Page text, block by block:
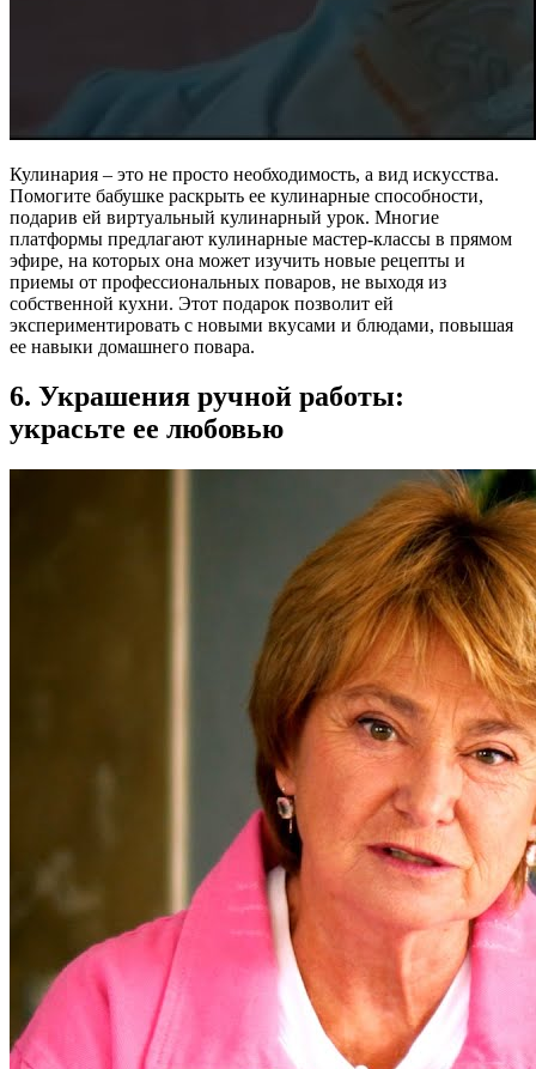
Кулинария – это не просто необходимость, а вид искусства.
Помогите бабушке раскрыть ее кулинарные способности,
подарив ей виртуальный кулинарный урок. Многие
платформы предлагают кулинарные мастер-классы в прямом
эфире, на которых она может изучить новые рецепты и
приемы от профессиональных поваров, не выходя из
собственной кухни. Этот подарок позволит ей
экспериментировать с новыми вкусами и блюдами, повышая
ее навыки домашнего повара.
6. Украшения ручной работы:
украсьте ее любовью